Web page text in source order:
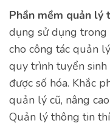
Phần mềm quản lý
dụng sử dụng trong
cho công tác quản
quy trình tuyển
được số hóa. Khắc
quản lý cũ, nâng
Quản lý thông tin